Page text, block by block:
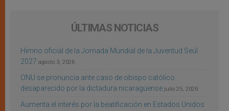
ÚLTIMAS NOTICIAS
Himno oficial de la Jornada Mundial de la Juventud Seúl
2027 agosto 3, 2026
ONU se pronuncia ante caso de obispo católico
desaparecido por la dictadura nicaragüense julio 25, 2026
Aumenta el interés por la beatificación en Estados Unidos